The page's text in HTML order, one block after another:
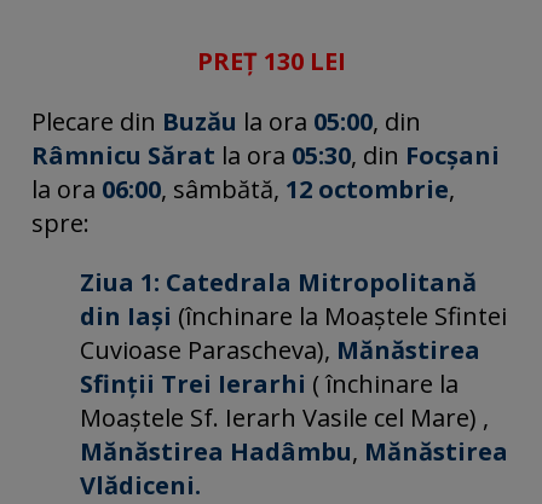
PREȚ 130 LEI
Plecare din Buzău la ora 05:00, din
Râmnicu Sărat la ora 05:30, din Focșani
la ora 06:00, sâmbătă, 12 octombrie,
spre:
Ziua 1: Catedrala Mitropolitană
din Iași (închinare la Moaștele Sfintei
Cuvioase Parascheva), Mănăstirea
Sfinții Trei Ierarhi ( închinare la
Moaștele Sf. Ierarh Vasile cel Mare) ,
Mănăstirea Hadâmbu, Mănăstirea
Vlădiceni.